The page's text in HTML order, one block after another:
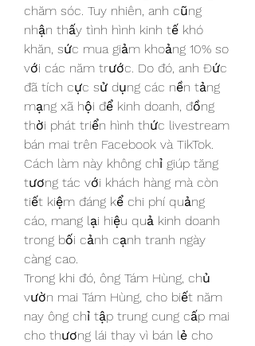
chăm sóc. Tuy nhiên, anh cũng
nhận thấy tình hình kinh tế khó
khăn, sức mua giảm khoảng 10% so
với các năm trước. Do đó, anh Đức
đã tích cực sử dụng các nền tảng
mạng xã hội để kinh doanh, đồng
thời phát triển hình thức livestream
bán mai trên Facebook và TikTok.
Cách làm này không chỉ giúp tăng
tương tác với khách hàng mà còn
tiết kiệm đáng kể chi phí quảng
cáo, mang lại hiệu quả kinh doanh
trong bối cảnh cạnh tranh ngày
càng cao.
Trong khi đó, ông Tám Hùng, chủ
vườn mai Tám Hùng, cho biết năm
nay ông chỉ tập trung cung cấp mai
cho thương lái thay vì bán lẻ cho